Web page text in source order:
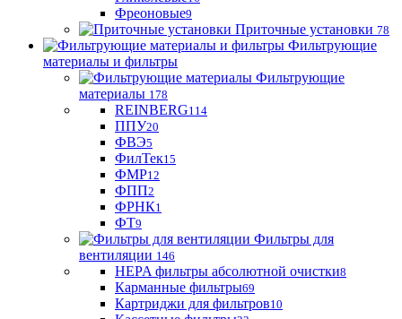
Фреоновые9
Приточные установки 78
Фильтрующие
материалы и фильтры
Фильтрующие
материaлы 178
REINBERG114
ППУ20
ФВЭ5
ФилТек15
ФМР12
ФПП2
ФРНК1
ФТ9
Фильтры для
вентиляции 146
HEPA фильтры абсолютной очистки8
Карманные фильтры69
Картриджи для фильтров10